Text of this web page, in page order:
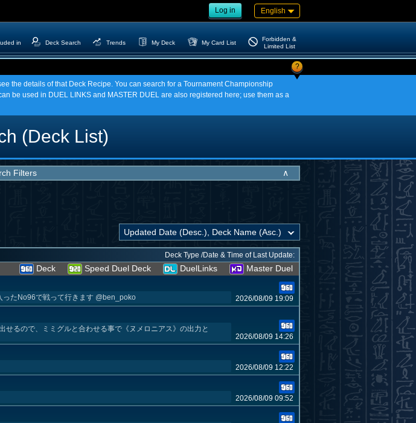
Log in English
in Deck Search Trends My Deck My Card List
Forbidden &
Limited List
?
the details of that Deck Recipe. You can search for a Tournament Championship
be used in DUEL LINKS and MASTER DUEL are also registered here; use them as a
(Deck List)
Filters ∧
Deck Type /Date & Time of Last Update:
Deck Speed Duel Deck DuelLinks
Master Duel
たNo96で戦って行きます @ben_poko 2026/08/09 19:09
るので、ミミグルと合わせる事で《ヌメロニアス》の出力と
2026/08/09 14:26
2026/08/09 12:22
2026/08/09 09:52